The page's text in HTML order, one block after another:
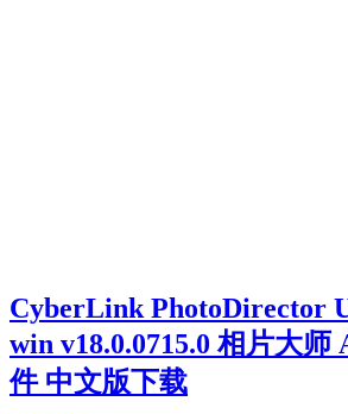
Cyber​​Link PhotoDirector
win v18.0.0715.0 相片大
件 中文版下载